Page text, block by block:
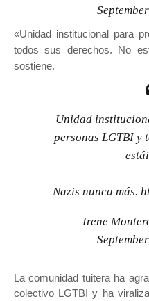
«Unidad institucional para
todos sus derechos. No
sostiene.
Unidad
personas LGTBI y
Nazis nunca más.
— Irene
La comunidad tuitera ha
colectivo LGTBI y ha